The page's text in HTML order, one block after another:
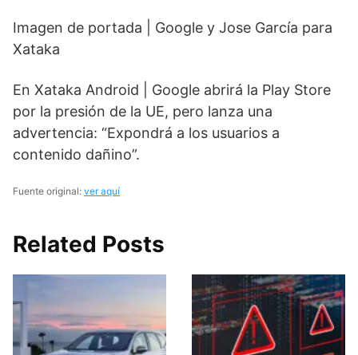
Imagen de portada | Google y Jose García para
Xataka
En Xataka Android | Google abrirá la Play Store
por la presión de la UE, pero lanza una
advertencia: “Expondrá a los usuarios a
contenido dañino”.
Fuente original: ver aquí
Related Posts